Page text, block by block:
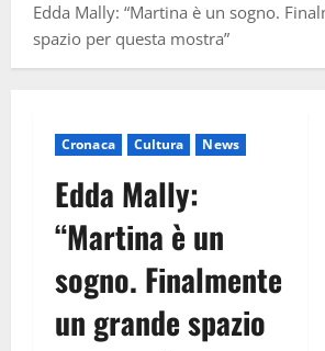
Edda Mally: “Martina è un sogno.
spazio per questa mostra”
Cronaca Cultura News
Edda Mally:
“Martina è un
sogno. Finalmente
un grande spazio